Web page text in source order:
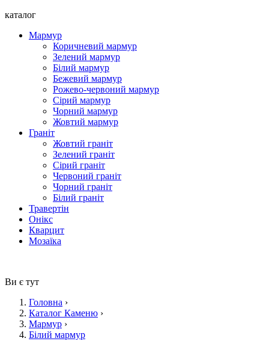
каталог
Мармур
Коричневий мармур
Зелений мармур
Білий мармур
Бежевий мармур
Рожево-червоний мармур
Сірий мармур
Чорний мармур
Жовтий мармур
Граніт
Жовтий граніт
Зелений граніт
Сірий граніт
Червоний граніт
Чорний граніт
Білий граніт
Травертін
Онікс
Кварцит
Мозаїка
Ви є тут
Головна ›
Каталог Каменю ›
Мармур ›
Білий мармур